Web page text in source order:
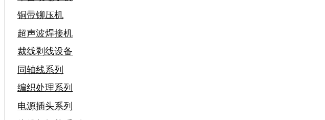
铜带铆压机
超声波焊接机
裁线剥线设备
同轴线系列
编织处理系列
电源插头系列